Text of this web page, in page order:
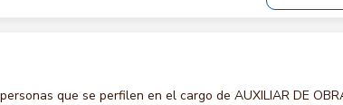
que se perfilen en el cargo de AUXILIAR DE